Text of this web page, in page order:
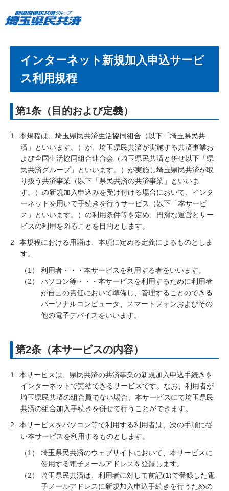
インターネット新規加入申込サービ
ス利用規程
第1条（目的および定義）
1
本規程は、埼玉県民共済生活協同組合（以下「埼玉県民共
済」といいます。）が、埼玉県民共済が実施する共済事業お
よび全国生活協同組合連合会（埼玉県民共済と併せ以下「県
民共済グループ」といいます。）が実施し埼玉県民共済が取
り扱う共済事業（以下「県民共済の共済事業」といいま
す。）の新規加入申込みを受け付ける場合において、インタ
ーネットを用いて手続きを行うサービス（以下「本サービ
ス」といいます。）の利用条件等を定め、円滑な運営とサー
ビスの利用を図ることを目的とします。
2
本規程における用語は、本項に定める定義によるものとしま
す。
利用者・・・本サービスを利用する者をいいます。
パソコン等・・・本サービスを利用するために利用者
が自己の責任において準備し、管理することのできる
パーソナルコンピュータ、スマートフォンおよびその
他の電子デバイスをいいます。
第2条（本サービスの内容）
1
本サービスは、県民共済の共済事業の新規加入申込手続きを
インターネットで完結できるサービスです。なお、利用者が
埼玉県民共済の組合員でない場合、本サービスにて埼玉県民
共済の組合加入手続きを併せて行うことができます。
2
本サービスをパソコン等で利用する利用者は、次の手順に従
い本サービスを利用するものとします。
埼玉県民共済のウェブサイトにおいて、本サービスに
使用する電子メールアドレスを登録します。
埼玉県民共済は、利用者に対して前記(1)で登録した電
子メールアドレスに新規加入申込手続きを行うための